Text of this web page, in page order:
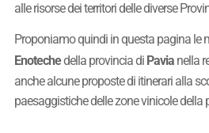
alle risorse dei territori delle diverse
Proponiamo quindi in questa pagina le
Enotechedella provincia di Pavianella
anche alcune proposte di itinerari alla
paesaggistiche delle zone vinicole della